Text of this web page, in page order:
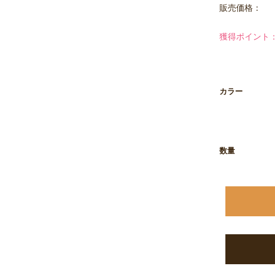
販売価格：
獲得ポイント：
カラー
数量
カートへ進む